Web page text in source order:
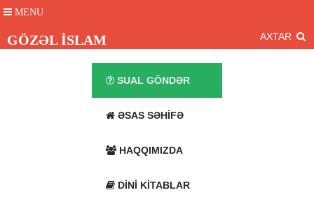
MENU
GÖZƏL İSLAM AXTAR
SUAL GÖNDƏR
ƏSAS SƏHIFƏ
HAQQIMIZDA
DINI KITABLAR